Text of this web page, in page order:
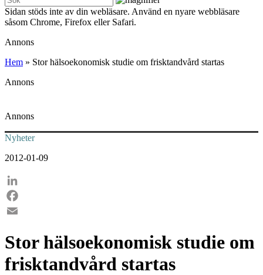
Sidan stöds inte av din webläsare. Använd en nyare webbläsare
såsom Chrome, Firefox eller Safari.
Annons
Hem » Stor hälsoekonomisk studie om frisktandvård startas
Annons
Annons
Nyheter
2012-01-09
LinkedIn
Facebook
Stor hälsoekonomisk studie om
frisktandvård startas